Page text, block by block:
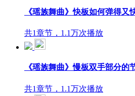
《瑶族舞曲》快板如何弹得又
共1章节，1.1万次播放
《瑶族舞曲》慢板双手部分的
共1章节，1.1万次播放